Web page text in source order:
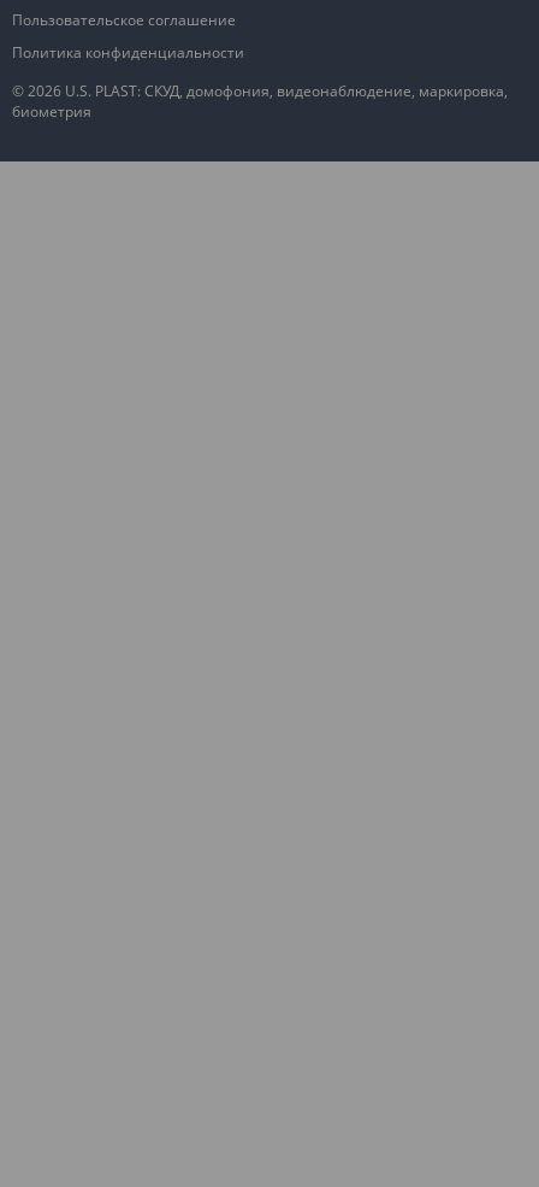
© 2026 U.S. PLAST: СКУД, домофония, видеонаблюдение, маркировка,
биометрия
Пользовательское соглашение
Политика конфиденциальности